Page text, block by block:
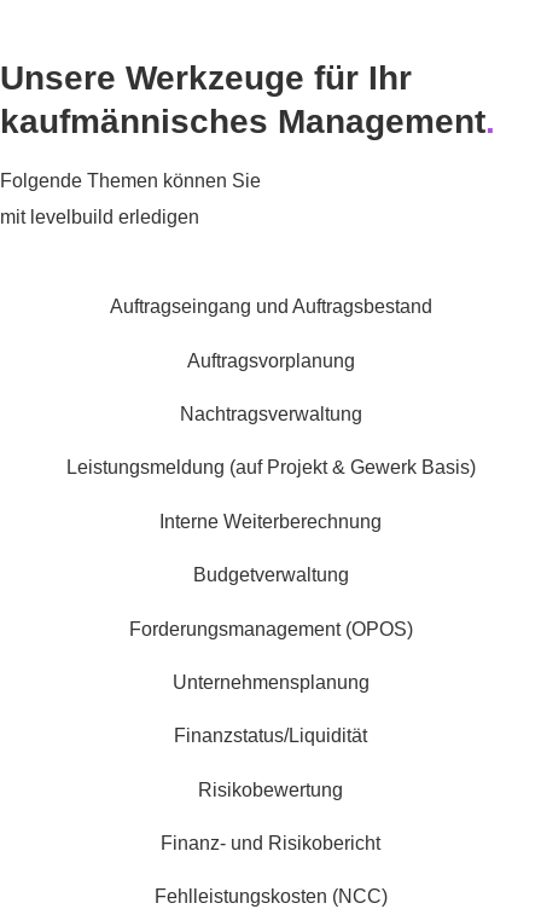
Unsere Werkzeuge für Ihr
kaufmännisches Management.
Folgende Themen können Sie
mit levelbuild erledigen
Auftragseingang und Auftragsbestand
Auftragsvorplanung
Nachtragsverwaltung
Leistungsmeldung (auf Projekt & Gewerk Basis)
Interne Weiterberechnung
Budgetverwaltung
Forderungsmanagement (OPOS)
Unternehmensplanung
Finanzstatus/Liquidität
Risikobewertung
Finanz- und Risikobericht
Fehlleistungskosten (NCC)